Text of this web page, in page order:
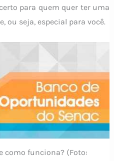
para quem quer ter uma
ou seja, especial para você.
como funciona? (Foto: